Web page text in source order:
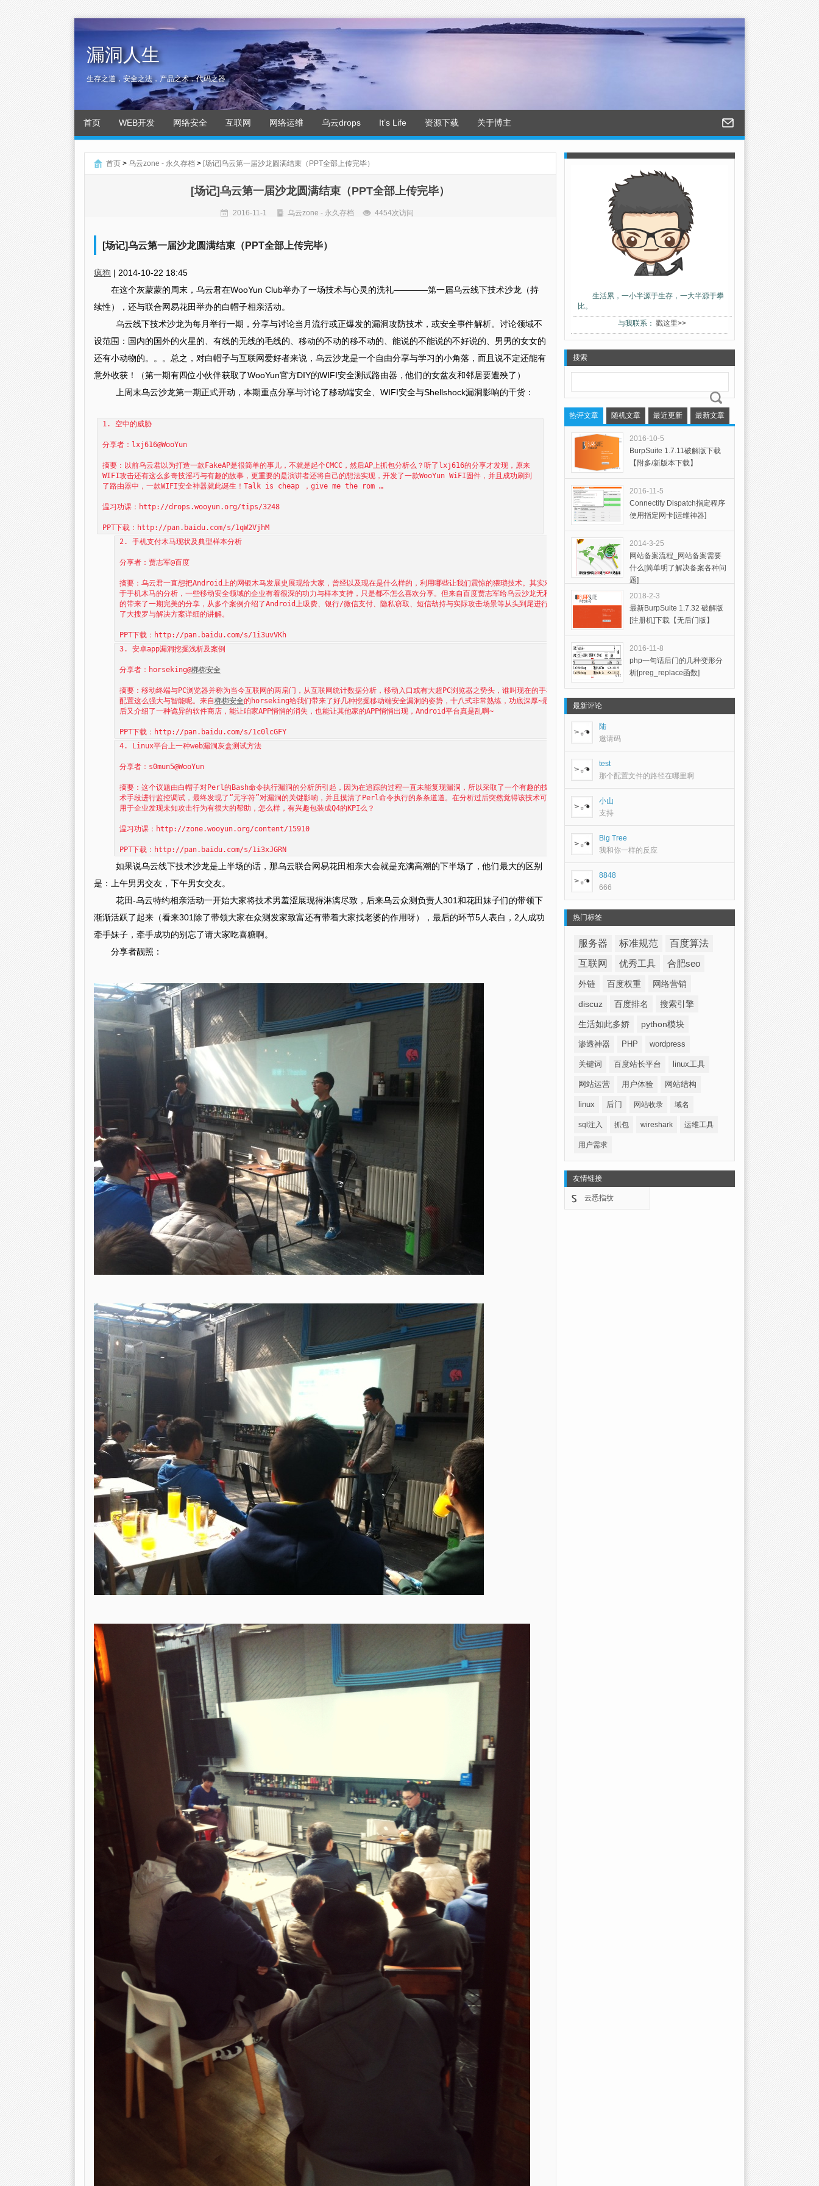
漏洞人生
生存之道，安全之法，产品之术，代码之器
首页 WEB开发 网络安全 互联网 网络运维 乌云drops It’s Life 资源下载 关于博主
首页 > 乌云zone - 永久存档 > [场记]乌云第一届沙龙圆满结束（PPT全部上传完毕）
[场记]乌云第一届沙龙圆满结束（PPT全部上传完毕）
2016-11-1 乌云zone - 永久存档 4454次访问
[场记]乌云第一届沙龙圆满结束（PPT全部上传完毕）
疯狗 | 2014-10-22 18:45
在这个灰蒙蒙的周末，乌云君在WooYun Club举办了一场技术与心灵的洗礼————第一届乌云线下技术沙龙（持
续性），还与联合网易花田举办的白帽子相亲活动。
乌云线下技术沙龙为每月举行一期，分享与讨论当月流行或正爆发的漏洞攻防技术，或安全事件解析。讨论领域不
设范围：国内的国外的火星的、有线的无线的毛线的、移动的不动的移不动的、能说的不能说的不好说的、男男的女女的
还有小动物的。。。总之，对白帽子与互联网爱好者来说，乌云沙龙是一个自由分享与学习的小角落，而且说不定还能有
意外收获！（第一期有四位小伙伴获取了WooYun官方DIY的WIFI安全测试路由器，他们的女盆友和邻居要遭殃了）
上周末乌云沙龙第一期正式开动，本期重点分享与讨论了移动端安全、WIFI安全与Shellshock漏洞影响的干货：
1. 空中的威胁
分享者：lxj616@WooYun
摘要：以前乌云君以为打造一款FakeAP是很简单的事儿，不就是起个CMCC，然后AP上抓包分析么？听了lxj616的分享才发现，原来
WIFI攻击还有这么多奇技淫巧与有趣的故事，更重要的是演讲者还将自己的想法实现，开发了一款WooYun WiFI固件，并且成功刷到
了路由器中，一款WIFI安全神器就此诞生！Talk is cheap ，give me the rom …
温习功课：http://drops.wooyun.org/tips/3248
PPT下载：http://pan.baidu.com/s/1qW2VjhM
2. 手机支付木马现状及典型样本分析
分享者：贾志军@百度
摘要：乌云君一直想把Android上的网银木马发展史展现给大家，曾经以及现在是什么样的，利用哪些让我们震惊的猥琐技术。其实对
于手机木马的分析，一些移动安全领域的企业有着很深的功力与样本支持，只是都不怎么喜欢分享。但来自百度贾志军给乌云沙龙无私
的带来了一期完美的分享，从多个案例介绍了Android上吸费、银行/微信支付、隐私窃取、短信劫持与实际攻击场景等从头到尾进行
了大搜罗与解决方案详细的讲解。
PPT下载：http://pan.baidu.com/s/1i3uvVKh
3. 安卓app漏洞挖掘浅析及案例
分享者：horseking@梆梆安全
摘要：移动终端与PC浏览器并称为当今互联网的两扇门，从互联网统计数据分析，移动入口或有大超PC浏览器之势头，谁叫现在的手机
配置这么强大与智能呢。来自梆梆安全的horseking给我们带来了好几种挖掘移动端安全漏洞的姿势，十八式非常熟练，功底深厚~最
后又介绍了一种诡异的软件商店，能让咱家APP悄悄的消失，也能让其他家的APP悄悄出现，Android平台真是乱啊~
PPT下载：http://pan.baidu.com/s/1c0lcGFY
4. Linux平台上一种web漏洞灰盒测试方法
分享者：s0mun5@WooYun
摘要：这个议题由白帽子对Perl的Bash命令执行漏洞的分析所引起，因为在追踪的过程一直未能复现漏洞，所以采取了一个有趣的技
术手段进行监控调试，最终发现了“元字符”对漏洞的关键影响，并且摸清了Perl命令执行的条条道道。在分析过后突然觉得该技术可以
用于企业发现未知攻击行为有很大的帮助，怎么样，有兴趣包装成Q4的KPI么？
温习功课：http://zone.wooyun.org/content/15910
PPT下载：http://pan.baidu.com/s/1i3xJGRN
如果说乌云线下技术沙龙是上半场的话，那乌云联合网易花田相亲大会就是充满高潮的下半场了，他们最大的区别
是：上午男男交友，下午男女交友。
花田-乌云特约相亲活动一开始大家将技术男羞涩展现得淋漓尽致，后来乌云众测负责人301和花田妹子们的带领下
渐渐活跃了起来（看来301除了带领大家在众测发家致富还有带着大家找老婆的作用呀），最后的环节5人表白，2人成功
牵手妹子，牵手成功的别忘了请大家吃喜糖啊。
分享者靓照：
生活累，一小半源于生存，一大半源于攀
比。
与我联系： 戳这里>>
搜索
热评文章 随机文章 最近更新 最新文章
2016-10-5
BurpSuite 1.7.11破解版下载
【附多/新版本下载】
2016-11-5
Connectify Dispatch指定程序
使用指定网卡[运维神器]
2014-3-25
网站备案流程_网站备案需要
什么[简单明了解决备案各种问
题]
2018-2-3
最新BurpSuite 1.7.32 破解版
[注册机]下载【无后门版】
2016-11-8
php一句话后门的几种变形分
析[preg_replace函数]
最新评论
陆
邀请码
test
那个配置文件的路径在哪里啊
小山
支持
Big Tree
我和你一样的反应
8848
666
热门标签
服务器 标准规范
百度算法
互联网
优秀工具 合肥seo
外链 百度权重 网络营销
discuz 百度排名 搜索引擎
生活如此多娇 python模块
渗透神器 PHP wordpress
关键词 百度站长平台 linux工具
网站运营 用户体验 网站结构
linux 后门 网站收录 域名
sql注入 抓包 wireshark 运维工具
用户需求
友情链接
云悉指纹